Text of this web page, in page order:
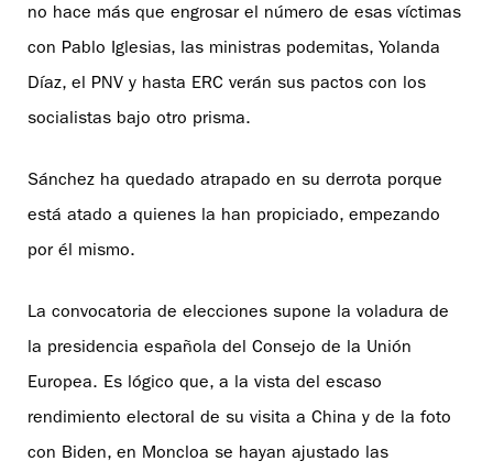
no hace más que engrosar el número de esas víctimas
con Pablo Iglesias, las ministras podemitas, Yolanda
Díaz, el PNV y hasta ERC verán sus pactos con los
socialistas bajo otro prisma.
Sánchez ha quedado atrapado en su derrota porque
está atado a quienes la han propiciado, empezando
por él mismo.
La convocatoria de elecciones supone la voladura de
la presidencia española del Consejo de la Unión
Europea. Es lógico que, a la vista del escaso
rendimiento electoral de su visita a China y de la foto
con Biden, en Moncloa se hayan ajustado las